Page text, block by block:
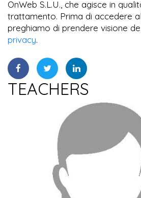
OnWeb S.L.U., che agisce in
trattamento. Prima di accedere
preghiamo di prendere visione
privacy.
TEACHERS